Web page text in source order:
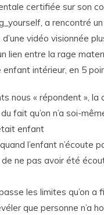
certifiée sur son
a rencontré
vidéo visionnée
lien entre la rage
intérieur, en 5
nous « répondent », la
fait qu’on n’a soi-
enfant
l’enfant n’écoute
ne pas avoir été
les limites qu’on a
que personne n’a